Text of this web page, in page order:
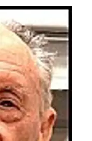
i ADOLFA;
SUŠAC,
ORŠULIĆ te
i prijatelji.